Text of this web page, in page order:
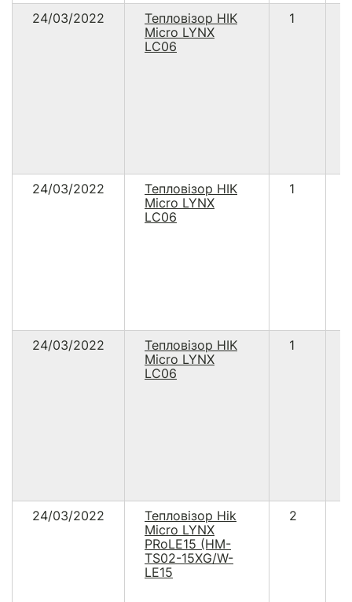
24/03/2022
Тепловізор HIK
Micro LYNX
LC06
1
24/03/2022
Тепловізор HIK
Micro LYNX
LC06
1
24/03/2022
Тепловізор HIK
Micro LYNX
LC06
1
24/03/2022
Тепловізор Hik
Micro LYNX
PRoLE15 (HM-
TS02-15XG/W-
LE15
2